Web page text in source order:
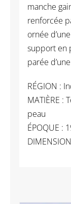
manche
renforcée
ornée
support en
parée
RÉGION :
MATIÈRE :
peau
ÉPOQUE :